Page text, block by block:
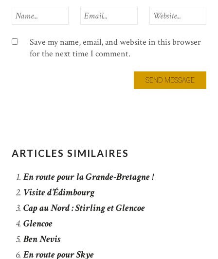
Save my name, email, and website in this browser
for the next time I comment.
ARTICLES SIMILAIRES
En route pour la Grande-Bretagne !
Visite d’Édimbourg
Cap au Nord : Stirling et Glencoe
Glencoe
Ben Nevis
En route pour Skye